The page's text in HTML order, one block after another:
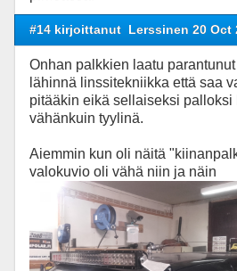
#14 kirjoittanut Lerssinen 20 Oct
Onhan palkkien laatu
lähinnä linssitekniikka että saa
pitääkin eikä sellaiseksi palloksi
vähänkuin tyylinä.
Aiemmin kun oli näitä
valokuvio oli vähä niin ja näin